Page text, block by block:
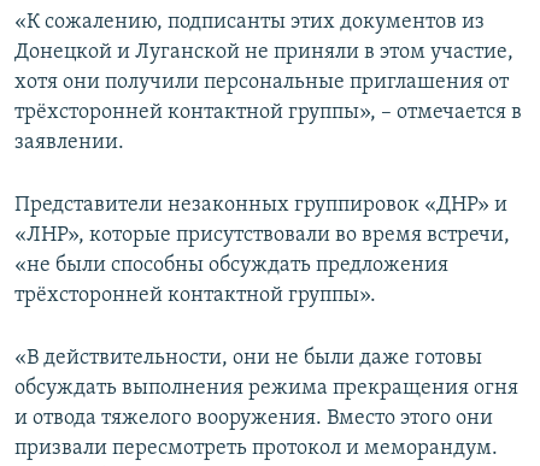
«К сожалению, подписанты этих документов из
Донецкой и Луганской не приняли в этом участие,
хотя они получили персональные приглашения от
трёхсторонней контактной группы», – отмечается в
заявлении.
Представители незаконных группировок «ДНР» и
«ЛНР», которые присутствовали во время встречи,
«не были способны обсуждать предложения
трёхсторонней контактной группы».
«В действительности, они не были даже готовы
обсуждать выполнения режима прекращения огня
и отвода тяжелого вооружения. Вместо этого они
призвали пересмотреть протокол и меморандум.